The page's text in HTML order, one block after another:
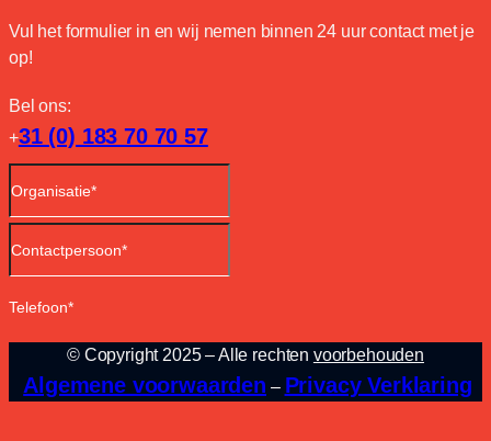
Vul het formulier in en wij nemen binnen 24 uur contact met je
op!
Bel ons:
+31 (0) 183 70 70 57
© Copyright 2025 – Alle rechten voorbehouden
Algemene voorwaarden – Privacy Verklaring